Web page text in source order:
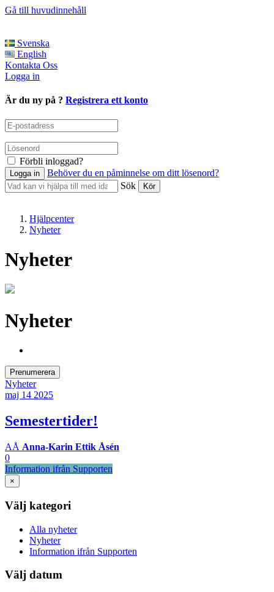
Gå till huvudinnehåll
Svenska
English
Kontakta Oss
Logga in
Är du ny på ? Registrera ett konto
Förbli inloggad?
Behöver du en påminnelse om ditt lösenord?
Sök
Hjälpcenter
Nyheter
Nyheter
Nyheter
Prenumerera
Nyheter
maj 14 2025
Semestertider!
AÅ Anna-Karin Ettik Åsén
0
Information ifrån Supporten
×
Välj kategori
Alla nyheter
Nyheter
Information ifrån Supporten
Välj datum